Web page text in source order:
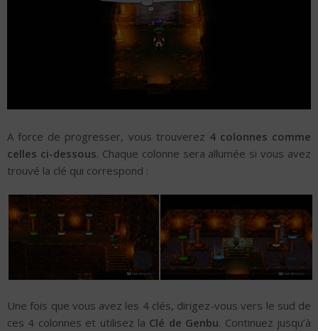
A force de progresser, vous trouverez 4 colonnes comme
celles ci-dessous. Chaque colonne sera allumée si vous avez
trouvé la clé qui correspond :
Une fois que vous avez les 4 clés, dirigez-vous vers le sud de
ces 4 colonnes et utilisez la Clé de Genbu. Continuez jusqu’à